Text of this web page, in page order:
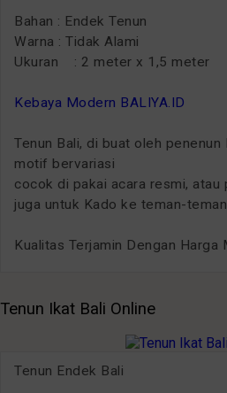
Bahan : Endek Tenun
Warna : Tidak Alami
Ukuran : 2 meter x 1,5 meter
Kebaya Modern BALIYA.ID
Tenun Bali, di buat oleh penenun
motif bervariasi
cocok di pakai acara resmi, atau
juga untuk Kado ke teman-
Kualitas Terjamin Dengan Harga
Tenun Ikat Bali Online
Tenun Endek Bali